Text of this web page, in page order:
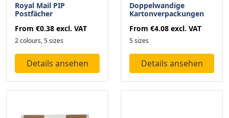
Royal Mail PIP
Postfächer
From €0.38 excl. VAT
2 colours, 5 sizes
Details ansehen
Doppelwandige
Kartonverpackungen
From €4.08 excl. VAT
5 sizes
Details ansehen